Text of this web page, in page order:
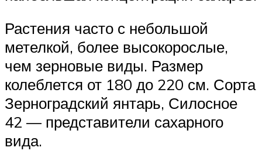
Растения часто с небольшой
метелкой, более высокорослые,
чем зерновые виды. Размер
колеблется от 180 до 220 см. Сорта
Зерноградский янтарь, Силосное
42 — представители сахарного
вида.